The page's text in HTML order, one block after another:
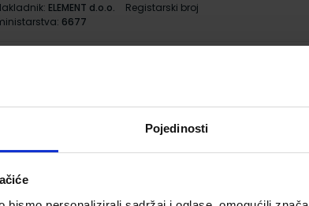
Pojedinosti
ELEMENT d.o.o.
Registarski broj
6677
Branimir Dakić Neven Elezović
6678